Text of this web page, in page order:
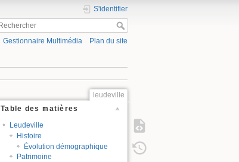
S'identifier
Gestionnaire Multimédia Plan du site
leudeville
Table des matières
Leudeville
Histoire
Évolution démographique
Patrimoine